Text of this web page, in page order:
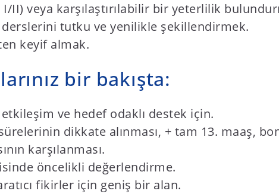
II) veya karşılaştırılabilir bir yeterlilik
tutku ve yenilikle şekillendirmek.
keyif almak.
bir bakışta:
ve hedef odaklı destek için.
dikkate alınması, + tam 13. maaş,
karşılanması.
öncelikli değerlendirme.
fikirler için geniş bir alan.